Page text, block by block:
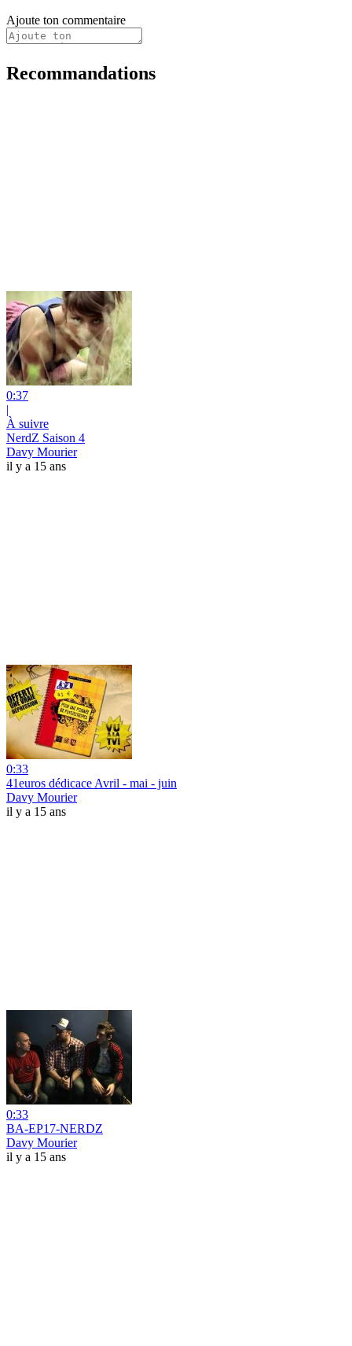
Ajoute ton commentaire
Recommandations
0:37
|
À suivre
NerdZ Saison 4
Davy Mourier
il y a 15 ans
0:33
41euros dédicace Avril - mai - juin
Davy Mourier
il y a 15 ans
0:33
BA-EP17-NERDZ
Davy Mourier
il y a 15 ans